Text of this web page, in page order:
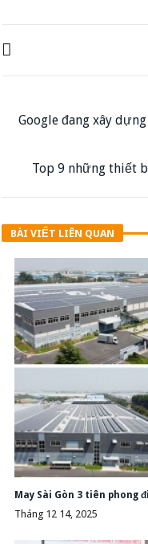
Google đang xây
Top 9 những thiết
BÀI VIẾT LIÊN QUAN
May Sài Gòn 3 tiên phong
Tháng 12 14, 2025